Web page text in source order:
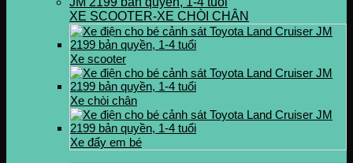
XE SCOOTER-XE CHÒI CHÂN
Xe scooter
Xe chòi chân
Xe đẩy em bé